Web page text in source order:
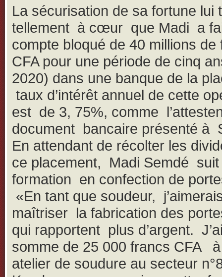
La sécurisation de sa fortune lui
tellement à cœur que Madi a
compte bloqué de 40 millions de
CFA pour une période de cinq
2020) dans une banque de la
taux d’intérêt annuel de cette
est de 3, 75%, comme
document bancaire présenté à
En attendant de récolter les
ce placement, Madi Semdé
formation en confection de
«En tant que soudeur,
maîtriser la fabrication des
qui rapportent plus d’argent.
somme de 25 000 francs CFA
atelier de soudure au secteur